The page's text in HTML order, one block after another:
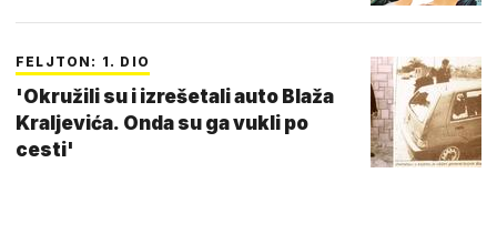
FELJTON: 1. DIO
'Okružili su i izrešetali auto Blaža
Kraljevića. Onda su ga vukli po
cesti'